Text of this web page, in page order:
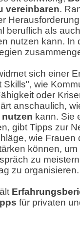
vereinbaren.
beruflich als
nutzen kann. In
sich einer
Skills", wie
oder
anschaulich,
kann. Sie
gibt Tipps zur
wie Frauen
können, um
zu
zu organisieren.
für privaten